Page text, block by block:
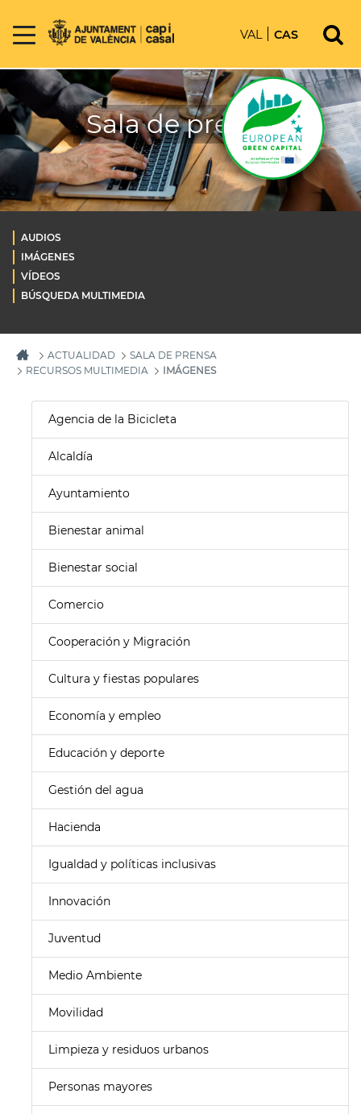
VAL CAS
Sala de prensa
AUDIOS
IMÁGENES
VÍDEOS
BÚSQUEDA MULTIMEDIA
ACTUALIDAD
SALA DE PRENSA
RECURSOS MULTIMEDIA
IMÁGENES
Agencia de la Bicicleta
Alcaldía
Ayuntamiento
Bienestar animal
Bienestar social
Comercio
Cooperación y Migración
Cultura y fiestas populares
Economía y empleo
Educación y deporte
Gestión del agua
Hacienda
Igualdad y políticas inclusivas
Innovación
Juventud
Medio Ambiente
Movilidad
Limpieza y residuos urbanos
Personas mayores